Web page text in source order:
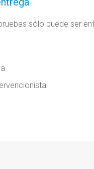
sólo puede ser